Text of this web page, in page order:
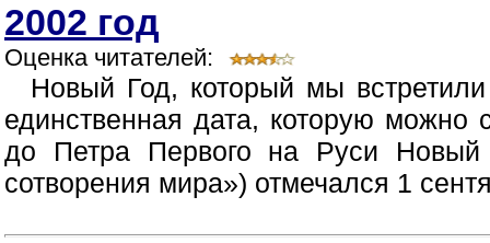
2002 год
Оценка читателей:
Новый Год, который мы
единственная дата, которую
до Петра Первого на Руси Новый
сотворения мира») отмечался 1